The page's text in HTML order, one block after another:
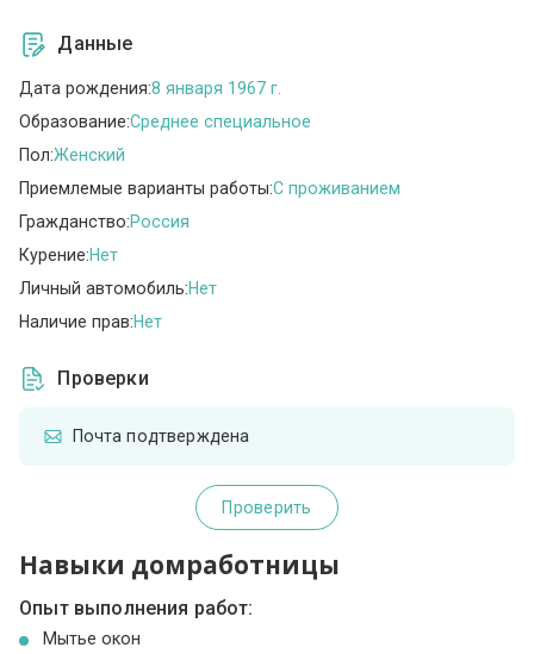
Данные
Дата рождения:8 января 1967 г.
Образование:Среднее специальное
Пол:Женский
Приемлемые варианты работы:C проживанием
Гражданство:Россия
Курение:Нет
Личный автомобиль:Нет
Наличие прав:Нет
Проверки
Почта подтверждена
Проверить
Навыки домработницы
Опыт выполнения работ:
Мытье окон